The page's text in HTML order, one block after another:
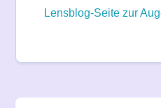
Lensblog-Seite zur